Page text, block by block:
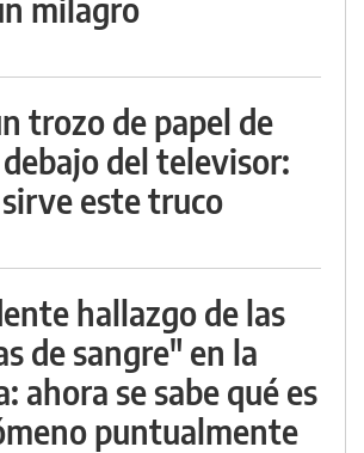
milagro
trozo de papel de
del televisor:
este truco
hallazgo de las
de sangre" en la
ahora se sabe qué es
puntualmente